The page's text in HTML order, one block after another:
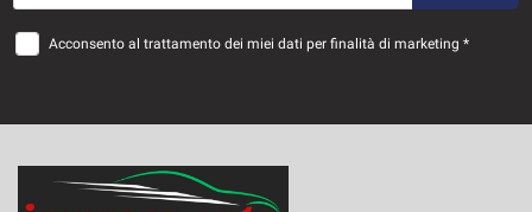
36 Mesi
36 Mesi
Acconsento al trattamento dei miei dati per finalità di marketing *